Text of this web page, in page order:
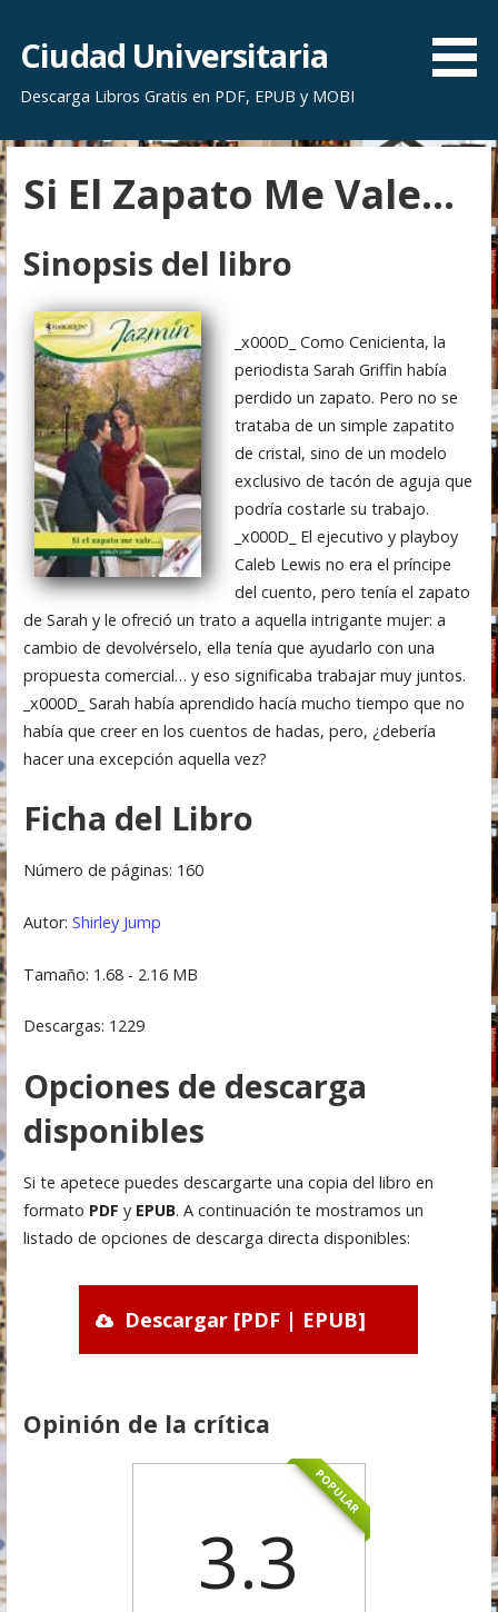
r
a
l
c
o
n
e
n
i
d
o
Ciudad Universitaria
Descarga Libros Gratis en PDF, EPUB y MOBI
Si El Zapato Me Vale…
Sinopsis del libro
_x000D_ Como Cenicienta, la
periodista Sarah Griffin había
perdido un zapato. Pero no se
trataba de un simple zapatito
de cristal, sino de un modelo
exclusivo de tacón de aguja que
podría costarle su trabajo.
_x000D_ El ejecutivo y playboy
Caleb Lewis no era el príncipe
del cuento, pero tenía el zapato
de Sarah y le ofreció un trato a aquella intrigante mujer: a
cambio de devolvérselo, ella tenía que ayudarlo con una
propuesta comercial… y eso significaba trabajar muy juntos.
_x000D_ Sarah había aprendido hacía mucho tiempo que no
había que creer en los cuentos de hadas, pero, ¿debería
hacer una excepción aquella vez?
Ficha del Libro
Número de páginas: 160
Autor: Shirley Jump
Tamaño: 1.68 - 2.16 MB
Descargas: 1229
Opciones de descarga
disponibles
Si te apetece puedes descargarte una copia del libro en
formato PDF y EPUB. A continuación te mostramos un
listado de opciones de descarga directa disponibles:
Descargar [PDF | EPUB]
Opinión de la crítica
POPULAR
3.3